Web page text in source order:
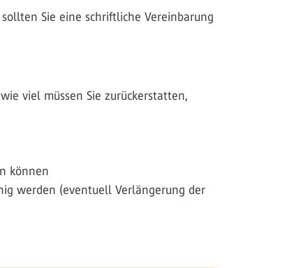
Sie eine schriftliche Vereinbarung
viel müssen Sie zurückerstatten,
können
werden (eventuell Verlängerung der